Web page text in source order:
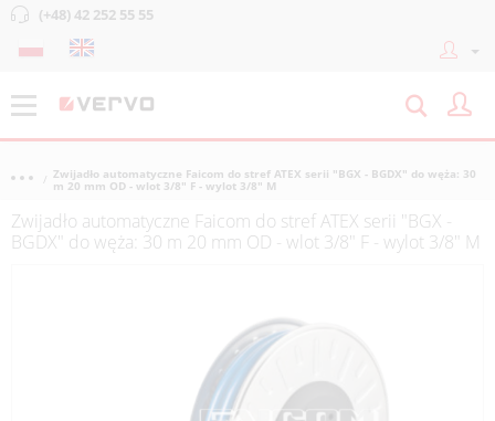
(+48) 42 252 55 55
Zwijadło automatyczne Faicom do stref ATEX serii "BGX - BGDX" do węża: 30
m 20 mm OD - wlot 3/8" F - wylot 3/8" M
Zwijadło automatyczne Faicom do stref ATEX serii "BGX -
BGDX" do węża: 30 m 20 mm OD - wlot 3/8" F - wylot 3/8" M